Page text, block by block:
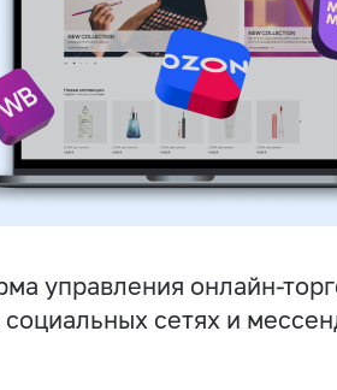
управления онлайн-
сетях и